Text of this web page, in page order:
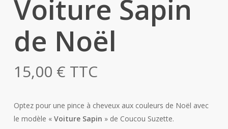
Voiture Sapin
de Noël
15,00 € TTC
Optez pour une pince à cheveux aux couleurs de Noël avec
le modèle « Voiture Sapin » de Coucou Suzette.